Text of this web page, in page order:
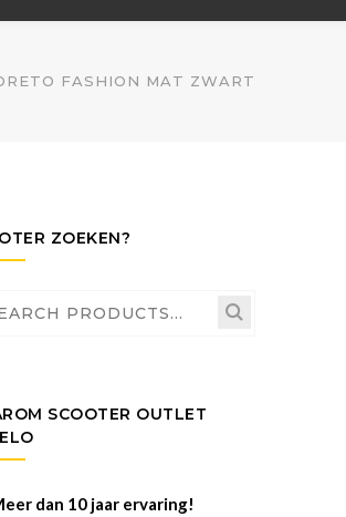
FASHION MAT ZWART
ZOEKEN?
SCOOTER OUTLET
dan 10 jaar ervaring!